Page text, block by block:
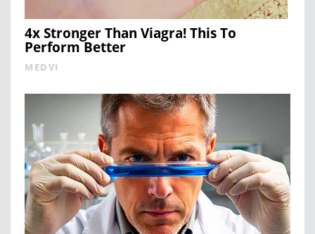
4x Stronger Than Viagra! This To
Perform Better
MEDVI